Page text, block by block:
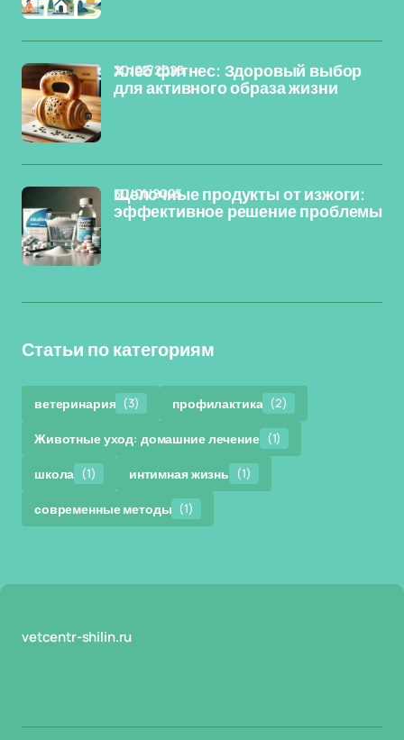
Хлеб фитнес: Здоровый выбор
для активного образа жизни
20/02/2025
Щелочные продукты от изжоги:
эффективное решение проблемы
30/01/2025
Статьи по категориям
ветеринария (3) профилактика (2)
Животные уход: домашние лечение (1)
школа (1) интимная жизнь (1)
современные методы (1)
vetcentr-shilin.ru